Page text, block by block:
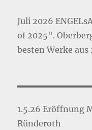
Juli 2026
of 2025".
besten Werke aus
1.5.26 Eröffnung
Ründeroth